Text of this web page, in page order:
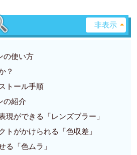
の使い方
？
トール手順
の紹介
ができる「レンズブラー」
がかけられる「色収差」
「色ムラ」